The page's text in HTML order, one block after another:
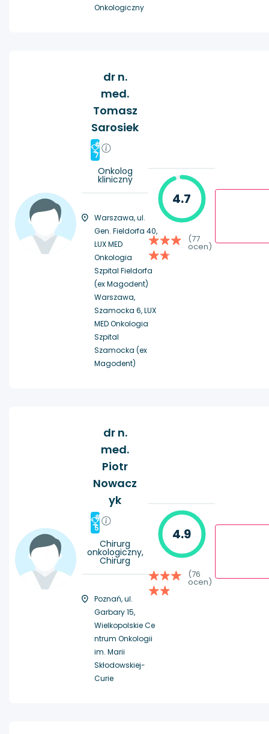
Onkologiczny
dr n.
med.
Tomasz
Sarosiek
#
7
Onkolog
kliniczny
Warszawa, ul.
Gen. Fieldorfa 40,
LUX MED
Onkologia
Szpital Fieldorfa
(ex Magodent)
Warszawa,
Szamocka 6, LUX
MED Onkologia
Szpital
Szamocka (ex
Magodent)
4.7
(77
ocen)
dr n.
med.
Piotr
Nowacz
yk
#
5
Chirurg
onkologiczny,
Chirurg
Poznań, ul.
Garbary 15,
Wielkopolskie Ce
ntrum Onkologii
im. Marii
Skłodowskiej-
Curie
4.9
(76
ocen)